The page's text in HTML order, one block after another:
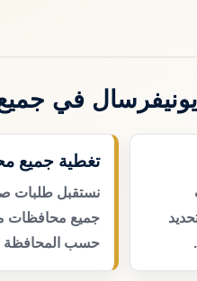
في
تغطية جميع
نستقبل طلبات
جميع محافظات
حسب المحافظة